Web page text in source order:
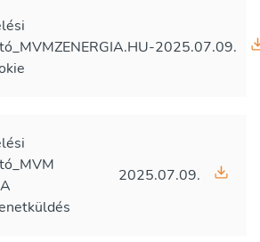
2025.07.09.
2025.07.09.